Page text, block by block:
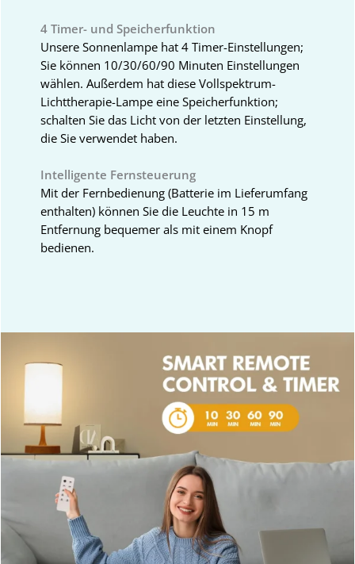
4 Timer- und Speicherfunktion
Unsere Sonnenlampe hat 4 Timer-Einstellungen;
Sie können 10/30/60/90 Minuten Einstellungen
wählen. Außerdem hat diese Vollspektrum-
Lichttherapie-Lampe eine Speicherfunktion;
schalten Sie das Licht von der letzten Einstellung,
die Sie verwendet haben.
Intelligente Fernsteuerung
Mit der Fernbedienung (Batterie im Lieferumfang
enthalten) können Sie die Leuchte in 15 m
Entfernung bequemer als mit einem Knopf
bedienen.